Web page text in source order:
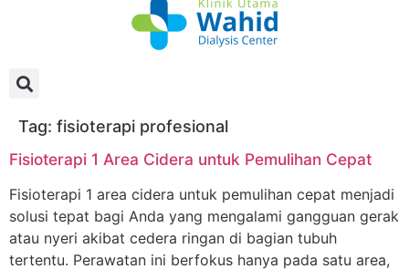
Tag: fisioterapi profesional
Fisioterapi 1 Area Cidera untuk Pemulihan Cepat
Fisioterapi 1 area cidera untuk pemulihan cepat menjadi
solusi tepat bagi Anda yang mengalami gangguan gerak
atau nyeri akibat cedera ringan di bagian tubuh
tertentu. Perawatan ini berfokus hanya pada satu area,